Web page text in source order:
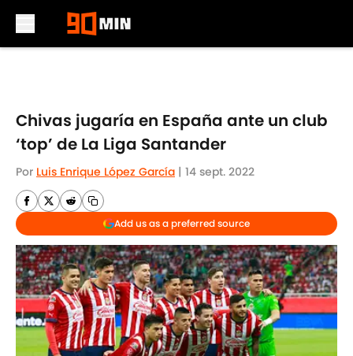
Chivas jugaría en España ante un club
‘top’ de La Liga Santander
Por Luis Enrique López García | 14 sept. 2022
Add us as a preferred source